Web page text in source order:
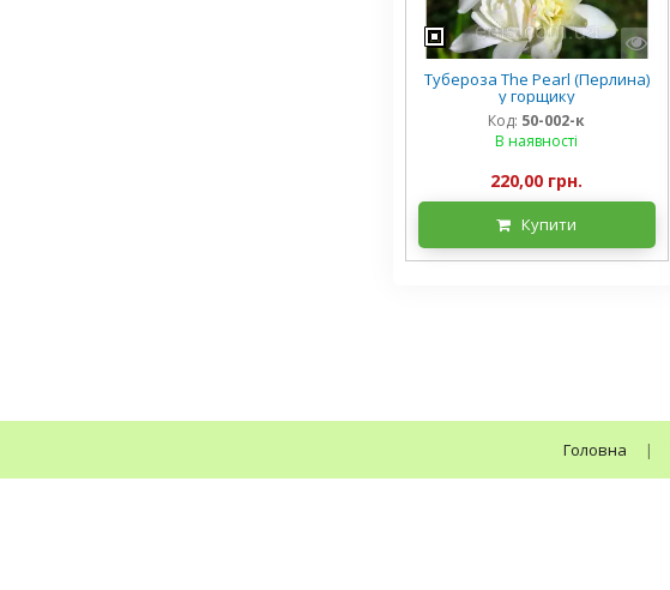
Тубероза The Pearl (Перлина)
у горщику
Код: 50-002-к
В наявності
220,00 грн.
Купити
Головна |